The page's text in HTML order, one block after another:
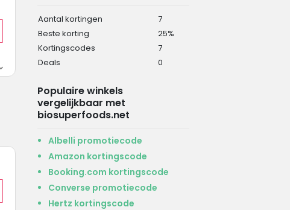
Aantal kortingen
7
Beste korting
25%
Kortingscodes
7
Deals
0
Populaire winkels
vergelijkbaar met
biosuperfoods.net
Albelli promotiecode
Amazon kortingscode
Booking.com kortingscode
Converse promotiecode
Hertz kortingscode